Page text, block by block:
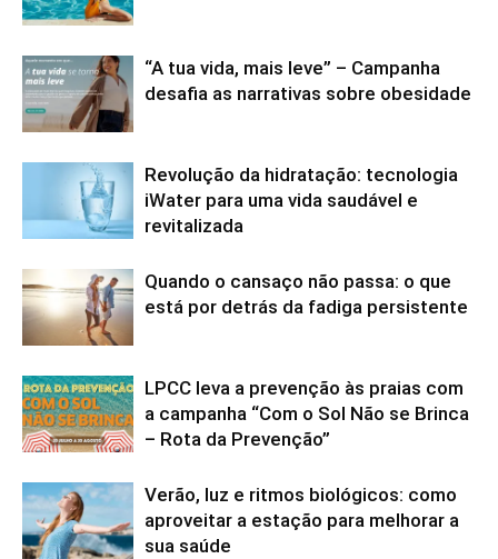
“A tua vida, mais leve” – Campanha
desafia as narrativas sobre obesidade
Revolução da hidratação: tecnologia
iWater para uma vida saudável e
revitalizada
Quando o cansaço não passa: o que
está por detrás da fadiga persistente
LPCC leva a prevenção às praias com
a campanha “Com o Sol Não se Brinca
– Rota da Prevenção”
Verão, luz e ritmos biológicos: como
aproveitar a estação para melhorar a
sua saúde